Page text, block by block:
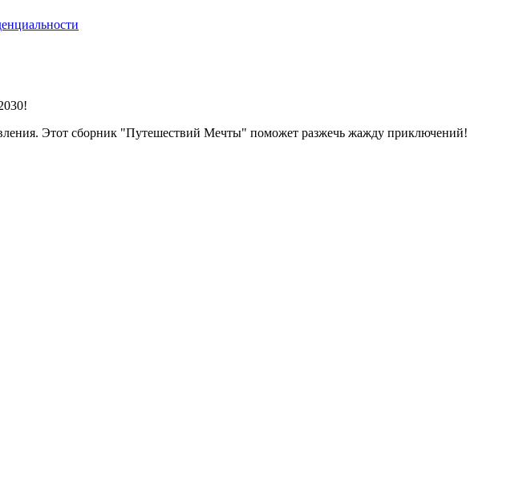
Этот сборник "Путешествий Мечты" поможет разжечь жажду приключений!